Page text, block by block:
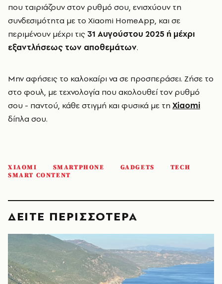
που ταιριάζουν στον ρυθμό σου, ενισχύουν τη
συνδεσιμότητα με το Xiaomi HomeApp, και σε
περιμένουν μέχρι τις 31 Αυγούστου 2025 ή μέχρι
εξαντλήσεως των αποθεμάτων.
Μην αφήσεις το καλοκαίρι να σε προσπεράσει. Ζήσε το
στο φουλ, με τεχνολογία που ακολουθεί τον ρυθμό
σου - παντού, κάθε στιγμή και φυσικά με τη Xiaomi
δίπλα σου.
XIAOMI SMARTPHONE GADGETS
TECH
SMART CONTENT
ΔΕΙΤΕ ΠΕΡΙΣΣΟΤΕΡΑ